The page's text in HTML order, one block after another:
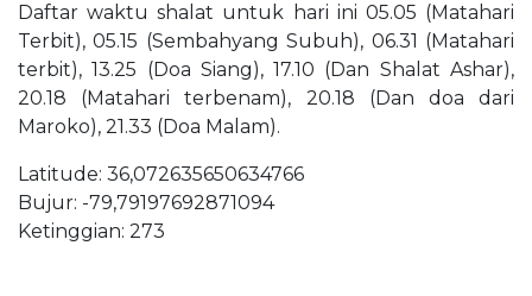
Daftar waktu shalat untuk hari ini 05.05 (Matahari
Terbit), 05.15 (Sembahyang Subuh), 06.31 (Matahari
terbit), 13.25 (Doa Siang), 17.10 (Dan Shalat Ashar),
20.18 (Matahari terbenam), 20.18 (Dan doa dari
Maroko), 21.33 (Doa Malam).
Latitude: 36,072635650634766
Bujur: -79,79197692871094
Ketinggian: 273